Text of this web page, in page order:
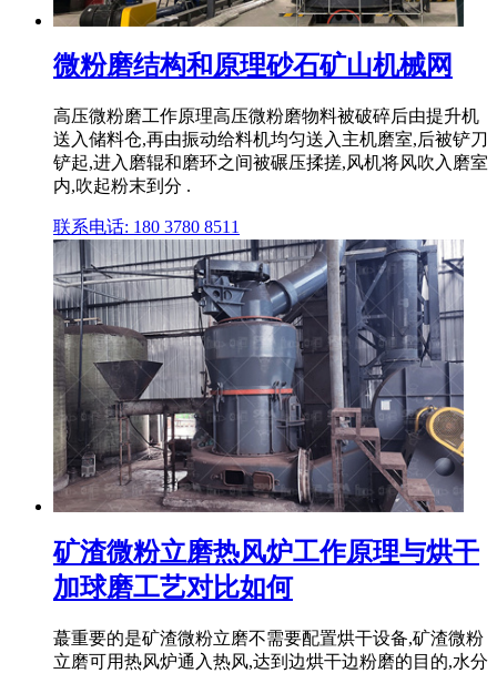
微粉磨结构和原理砂石矿山机械网
高压微粉磨工作原理高压微粉磨物料被破碎后由提升机
送入储料仓,再由振动给料机均匀送入主机磨室,后被铲刀
铲起,进入磨辊和磨环之间被碾压揉搓,风机将风吹入磨室
内,吹起粉末到分 .
联系电话: 180 3780 8511
矿渣微粉立磨热风炉工作原理与烘干
加球磨工艺对比如何
蕞重要的是矿渣微粉立磨不需要配置烘干设备,矿渣微粉
立磨可用热风炉通入热风,达到边烘干边粉磨的目的,水分